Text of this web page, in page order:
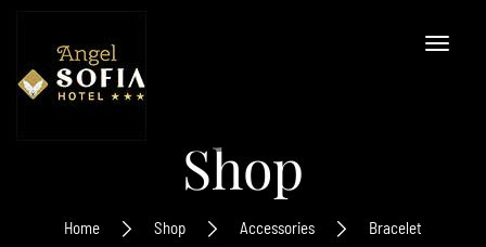
Shop
Home Shop Accessories Bracelet